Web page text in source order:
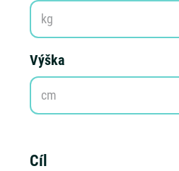
kg
Výška
cm
Cíl